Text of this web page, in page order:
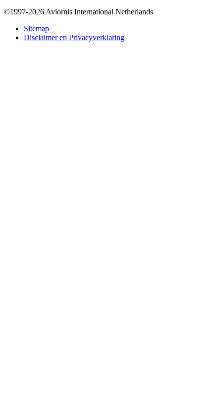
Bottom
©1997-2026 Aviornis International Netherlands
Sitemap
Disclaimer en Privacyverklaring